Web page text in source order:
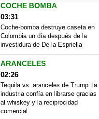
COCHE BOMBA
03:31
Coche-bomba destruye caseta en
Colombia un día después de la
investidura de De la Espriella
ARANCELES
02:26
Tequila vs. aranceles de Trump: la
industria confía en librarse gracias
al whiskey y la reciprocidad
comercial